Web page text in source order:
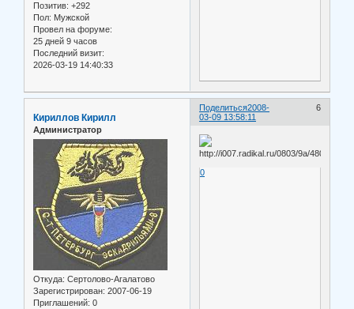
Позитив: +292
Пол: Мужской
Провел на форуме:
25 дней 9 часов
Последний визит:
2026-03-19 14:40:33
Поделиться 6
2008-
03-09 13:58:11
Кириллов Кирилл
Администратор
Откуда: Сертолово-Агалатово
Зарегистрирован: 2007-06-19
Приглашений: 0
0